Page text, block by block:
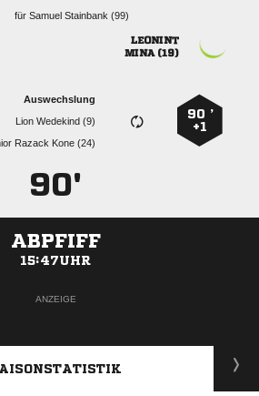
für  

 
90 ’
+1
Auswechslung
  
  
90'
ABPFIFF
15:47UHR
ANZEIGE